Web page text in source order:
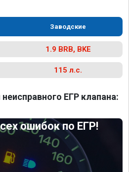
Заводские
1.9 BRB, BKE
115 л.с.
ЕГР клапана:
ошибок по ЕГР!